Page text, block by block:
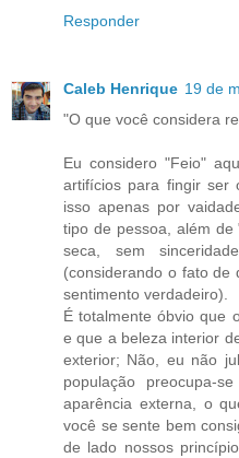
Responder
Caleb Henrique 19 de
"O que você considera
Eu considero "Feio"
artifícios para fingir ser
isso apenas por
tipo de pessoa, além de
seca, sem
(considerando o fato de
sentimento verdadeiro).
É totalmente óbvio que
e que a beleza interior
exterior; Não, eu não
população preocupa-
aparência externa, o
você se sente bem
de lado nossos